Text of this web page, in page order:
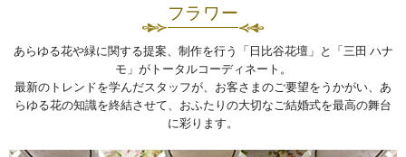
フラワー
あらゆる花や緑に関する提案、制作を行う「日比谷花壇」と「三田 ハナ
モ」がトータルコーディネート。
最新のトレンドを学んだスタッフが、お客さまのご要望をうかがい、あ
らゆる花の知識を終結させて、おふたりの大切なご結婚式を最高の舞台
に彩ります。